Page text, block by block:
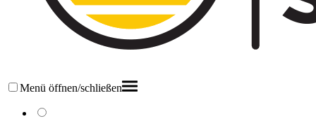
Menü öffnen/schließen